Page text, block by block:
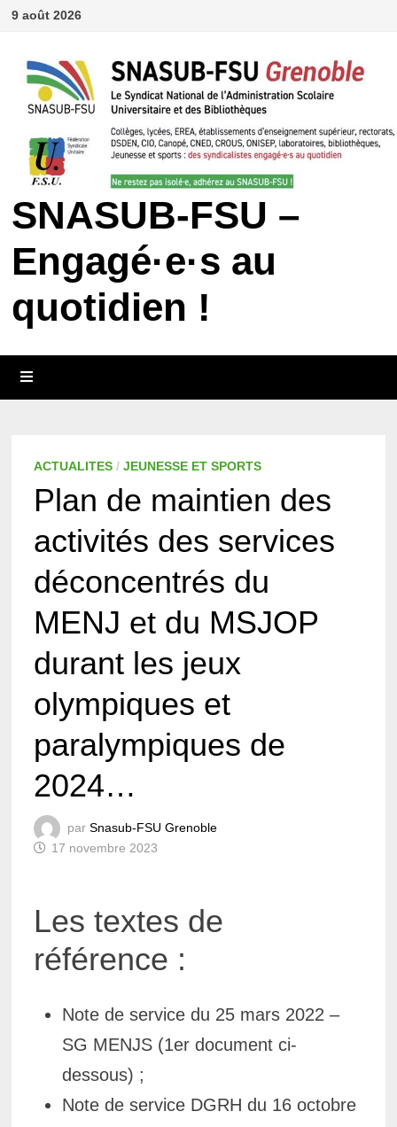
Passer
au9 août 2026
SNASUB-FSU –
Engagé·e·s au
quotidien !
ACTUALITES/ JEUNESSE ET SPORTS
Plan de maintien des
activités des services
déconcentrés du
MENJ et du MSJOP
durant les jeux
olympiques et
paralympiques de
2024…
par Snasub-FSU Grenoble
17 novembre 2023
Les textes de
référence :
Note de service du 25 mars 2022 –
SG MENJS (1er document ci-
dessous) ;
Note de service DGRH du 16 octobre